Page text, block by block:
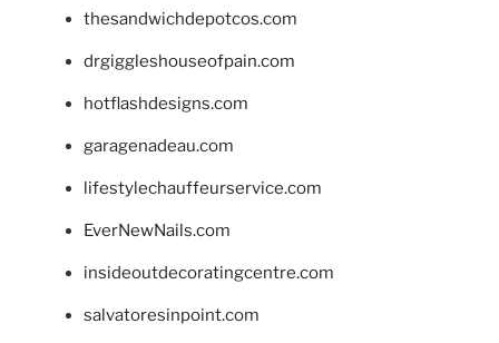
thesandwichdepotcos.com
drgiggleshouseofpain.com
hotflashdesigns.com
garagenadeau.com
lifestylechauffeurservice.com
EverNewNails.com
insideoutdecoratingcentre.com
salvatoresinpoint.com